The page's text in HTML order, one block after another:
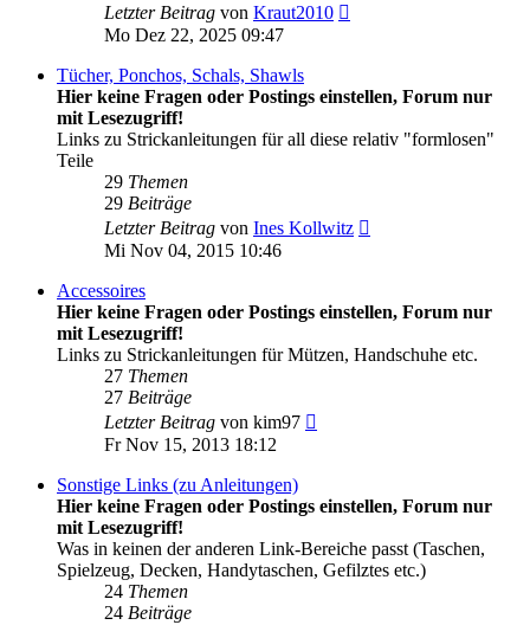
Letzter Beitrag von Kraut2010
Mo Dez 22, 2025 09:47
Tücher, Ponchos, Schals, Shawls
Hier keine Fragen oder Postings einstellen, Forum nur
mit Lesezugriff!
Links zu Strickanleitungen für all diese relativ "formlosen"
Teile
29 Themen
29 Beiträge
Letzter Beitrag von Ines Kollwitz
Mi Nov 04, 2015 10:46
Accessoires
Hier keine Fragen oder Postings einstellen, Forum nur
mit Lesezugriff!
Links zu Strickanleitungen für Mützen, Handschuhe etc.
27 Themen
27 Beiträge
Letzter Beitrag von kim97
Fr Nov 15, 2013 18:12
Sonstige Links (zu Anleitungen)
Hier keine Fragen oder Postings einstellen, Forum nur
mit Lesezugriff!
Was in keinen der anderen Link-Bereiche passt (Taschen,
Spielzeug, Decken, Handytaschen, Gefilztes etc.)
24 Themen
24 Beiträge